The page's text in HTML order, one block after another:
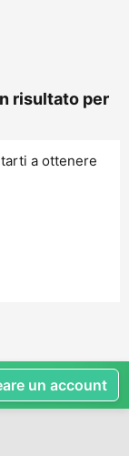
risultato per
a ottenere
un account